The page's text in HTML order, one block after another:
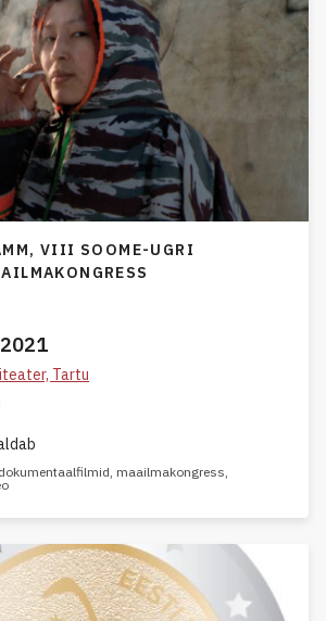
VIII SOOME-UGRI
Tartu
dokumentaalfilmid maailmakongress